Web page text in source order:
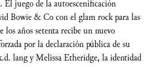
El juego de la autoescenificación
Bowie & Co con el glam rock para las
los años setenta recibe un nuevo
por la declaración pública de su
lang y Melissa Etheridge, la identidad